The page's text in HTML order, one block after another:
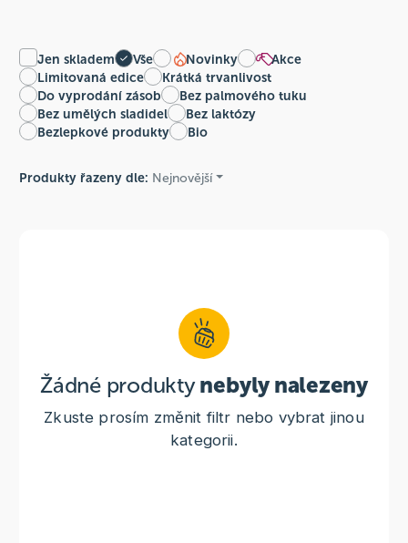
Jen skladem Vše Novinky
Akce
Limitovaná edice
Krátká trvanlivost
Do vyprodání zásob
Bez palmového tuku
Bez umělých sladidel
Bez laktózy
Bezlepkové produkty
Bio
Produkty řazeny dle: Nejnovější
Žádné produktynebyly nalezeny
Zkuste prosím změnit filtr nebo vybrat jinou
kategorii.